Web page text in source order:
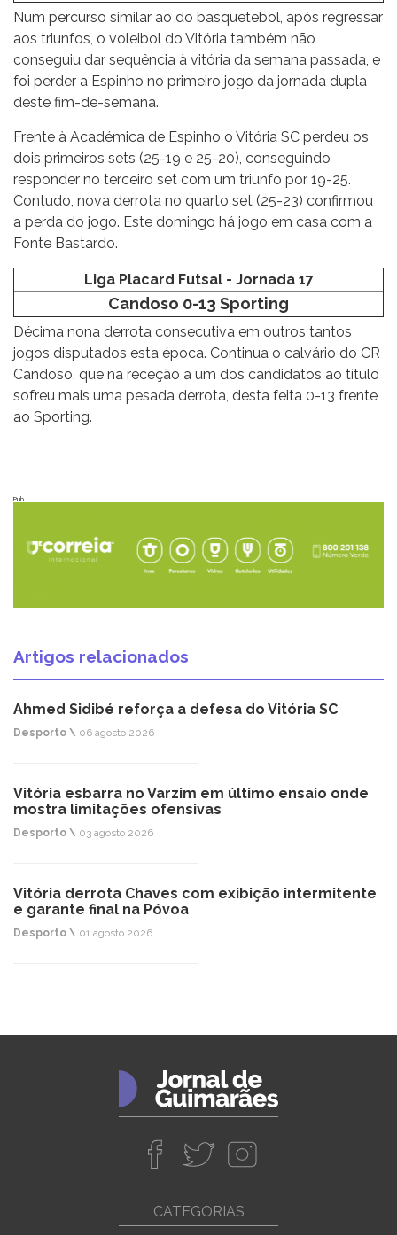
Num percurso similar ao do basquetebol, após regressar
aos triunfos, o voleibol do Vitória também não
conseguiu dar sequência à vitória da semana passada, e
foi perder a Espinho no primeiro jogo da jornada dupla
deste fim-de-semana.
Frente à Académica de Espinho o Vitória SC perdeu os
dois primeiros sets (25-19 e 25-20), conseguindo
responder no terceiro set com um triunfo por 19-25.
Contudo, nova derrota no quarto set (25-23) confirmou
a perda do jogo. Este domingo há jogo em casa com a
Fonte Bastardo.
Liga Placard Futsal - Jornada 17
Candoso 0-13 Sporting
Décima nona derrota consecutiva em outros tantos
jogos disputados esta época. Continua o calvário do CR
Candoso, que na receção a um dos candidatos ao título
sofreu mais uma pesada derrota, desta feita 0-13 frente
ao Sporting.
Pub
Artigos relacionados
Ahmed Sidibé reforça a defesa do Vitória SC
Desporto \ 06 agosto 2026
Vitória esbarra no Varzim em último ensaio onde
mostra limitações ofensivas
Desporto \ 03 agosto 2026
Vitória derrota Chaves com exibição intermitente
e garante final na Póvoa
Desporto \ 01 agosto 2026
CATEGORIAS